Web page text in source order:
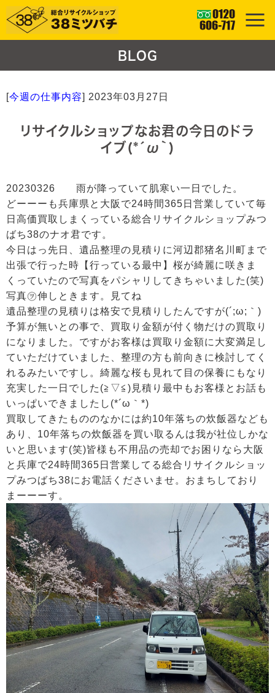
BLOG
[今週の仕事内容] 2023年03月27日
リサイクルショップなお君の今日のドラ
イブ(*´ω｀)
20230326 雨が降っていて肌寒い一日でした。
どーーーも兵庫県と大阪で24時間365日営業していて毎
日高価買取しまくっている総合リサイクルショップみつ
ばち38のナオ君です。
今日はっ先日、遺品整理の見積りに河辺郡猪名川町まで
出張で行った時【行っている最中】桜が綺麗に咲きま
くっていたので写真をパシャリしてきちゃいました(笑)
写真㋾伸しときます。見てね
遺品整理の見積りは格安で見積りしたんですが(´;ω;｀)
予算が無いとの事で、買取り金額が付く物だけの買取り
になりました。ですがお客様は買取り金額に大変満足し
ていただけていました、整理の方も前向きに検討してく
れるみたいですし。綺麗な桜も見れて目の保養にもなり
充実した一日でした(≧▽≦)見積り最中もお客様とお話も
いっぱいできましたし(*´ω｀*)
買取してきたもののなかには約10年落ちの炊飯器なども
あり、10年落ちの炊飯器を買い取るんは我が社位しかな
いと思います(笑)皆様も不用品の売却でお困りなら大阪
と兵庫で24時間365日営業してる総合リサイクルショッ
プみつばち38にお電話くださいませ。おまちしており
まーーーす。